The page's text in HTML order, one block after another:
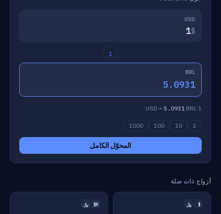
USD
$
↕
BRL
5.0931
1 USD =
5.0931 BRL
1
10
100
1000
المحوّل الكامل
أزواج ذات صلة
$ ﷼ R$ ﷼